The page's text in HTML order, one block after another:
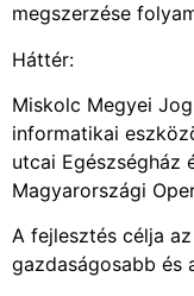
megszerzése
Háttér:
Miskolc Megyei
informatikai
utcai Egészségház
Magyarországi
A fejlesztés célja
gazdaságosabb és